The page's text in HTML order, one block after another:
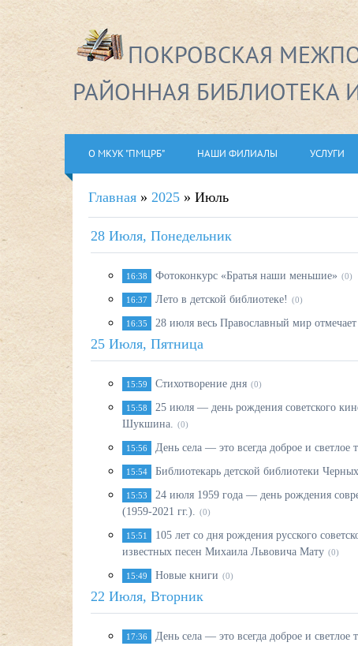
ПОКРОВСКАЯ
РАЙОННАЯ БИБЛИОТЕКА
О МКУК "ПМЦРБ" НАШИ ФИЛИАЛЫ УСЛУГИ
Главная » 2025 » Июль
28 Июля, Понедельник
16:38 Фотоконкурс «Братья наши меньшие» (0)
16:37 Лето в детской библиотеке! (0)
16:35 28 июля весь Православный мир
25 Июля, Пятница
15:59 Стихотворение дня (0)
15:58
25 июля — день рождения советского
Шукшина. (0)
15:56 День села — это всегда доброе и светлое
15:54 Библиотекарь детской библиотеки
15:53
24 июля 1959 года — день рождения
(1959-2021 гг.). (0)
15:51
105 лет со дня рождения русского
известных песен Михаила Львовича Мату (0)
15:49 Новые книги (0)
22 Июля, Вторник
17:36 День села — это всегда доброе и светлое